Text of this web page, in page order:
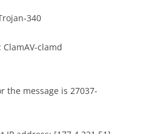
340
clamd
the message is 27037-